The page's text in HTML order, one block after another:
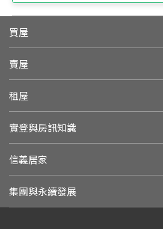
買屋
賣屋
租屋
實登與房訊知識
信義居家
集團與永續發展